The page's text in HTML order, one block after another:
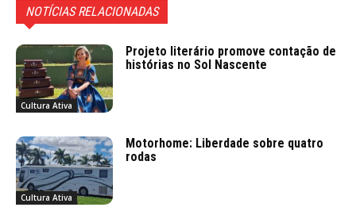
NOTÍCIAS RELACIONADAS
Cultura Ativa
Projeto literário promove contação de
histórias no Sol Nascente
Cultura Ativa
Motorhome: Liberdade sobre quatro
rodas